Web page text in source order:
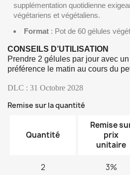
supplémentation quotidienne
végétariens et végétaliens.
Format : Pot de 60 gélules
CONSEILS D’UTILISATION
Prendre 2 gélules par jour avec
préférence le matin au cours du
DLC : 31 Octobre 2028
Remise sur la quantité
Quantité
Remise
prix
unitaire
2 3%